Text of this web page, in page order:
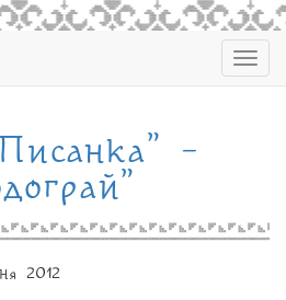
-
2012